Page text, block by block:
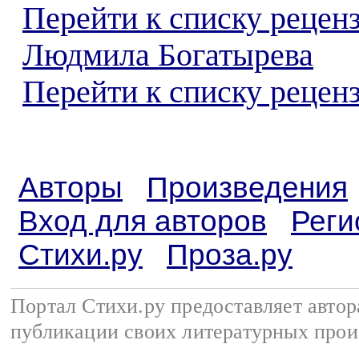
Перейти к списку
Людмила Богатырева
Перейти к списку
Авторы
Произведения
Вход для авторов
Стихи.ру
Проза.ру
Портал Стихи.ру предоставляет
публикации своих литературных